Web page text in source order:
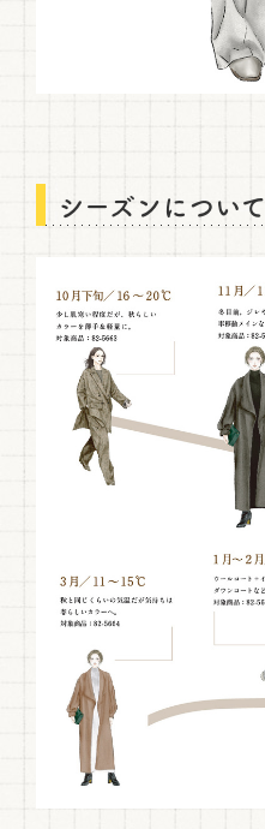
シーズンについて